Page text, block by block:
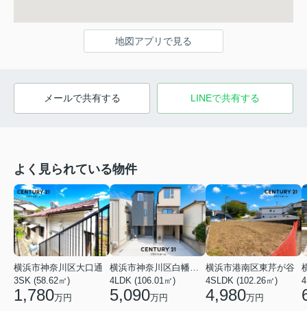
地図アプリで見る
メールで共有する LINEで共有する
よく見られている物件
横浜市神奈川区大口通
3SK (58.62㎡)
1,780万円
横浜市神奈川区白幡東町
4LDK (106.01㎡)
5,090万円
横浜市港南区東芹が谷
4SLDK (102.26㎡)
4,980万円